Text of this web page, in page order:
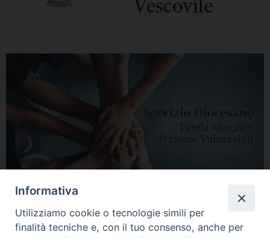
Informativa
Utilizziamo cookie o tecnologie simili per
finalità tecniche e, con il tuo consenso, anche per